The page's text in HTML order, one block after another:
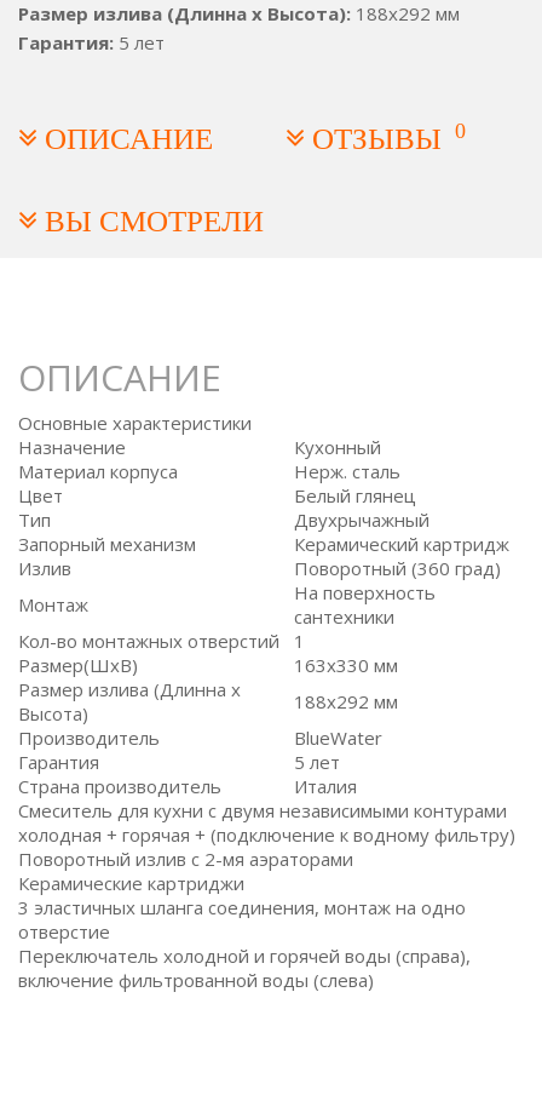
Размер излива (Длинна x Высота): 188x292 мм
Гарантия: 5 лет
ОПИСАНИЕ ОТЗЫВЫ 0
ВЫ СМОТРЕЛИ
ОПИСАНИЕ
Основные характеристики
Назначение
Кухонный
Материал корпуса
Нерж. сталь
Цвет
Белый глянец
Тип
Двухрычажный
Запорный механизм
Керамический картридж
Излив
Поворотный (360 град)
Монтаж
На поверхность
сантехники
Кол-во монтажных отверстий
1
Размер(ШxВ)
163x330 мм
Размер излива (Длинна x
Высота)
188x292 мм
Производитель
BlueWater
Гарантия
5 лет
Страна производитель
Италия
Смеситель для кухни с двумя независимыми контурами
холодная + горячая + (подключение к водному фильтру)
Поворотный излив с 2-мя аэраторами
Керамические картриджи
3 эластичных шланга соединения, монтаж на одно
отверстие
Переключатель холодной и горячей воды (справа),
включение фильтрованной воды (слева)